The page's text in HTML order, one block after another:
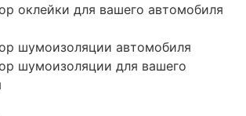
оклейки для вашего автомобиля
шумоизоляции автомобиля
шумоизоляции для вашего